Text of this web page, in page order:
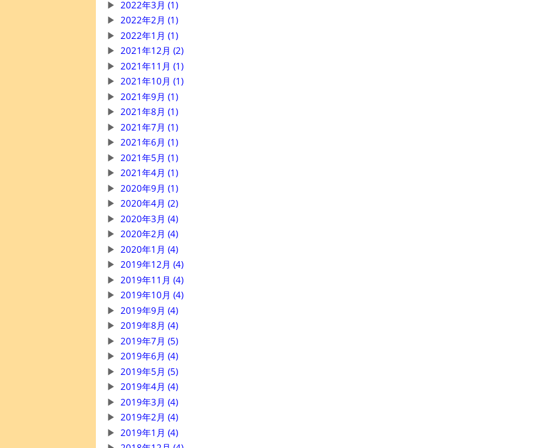
2022年3月 (1)
2022年2月 (1)
2022年1月 (1)
2021年12月 (2)
2021年11月 (1)
2021年10月 (1)
2021年9月 (1)
2021年8月 (1)
2021年7月 (1)
2021年6月 (1)
2021年5月 (1)
2021年4月 (1)
2020年9月 (1)
2020年4月 (2)
2020年3月 (4)
2020年2月 (4)
2020年1月 (4)
2019年12月 (4)
2019年11月 (4)
2019年10月 (4)
2019年9月 (4)
2019年8月 (4)
2019年7月 (5)
2019年6月 (4)
2019年5月 (5)
2019年4月 (4)
2019年3月 (4)
2019年2月 (4)
2019年1月 (4)